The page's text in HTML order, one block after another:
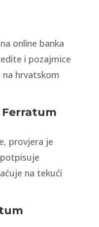
online banka
i pozajmice
na hrvatskom
provjera je
na tekući